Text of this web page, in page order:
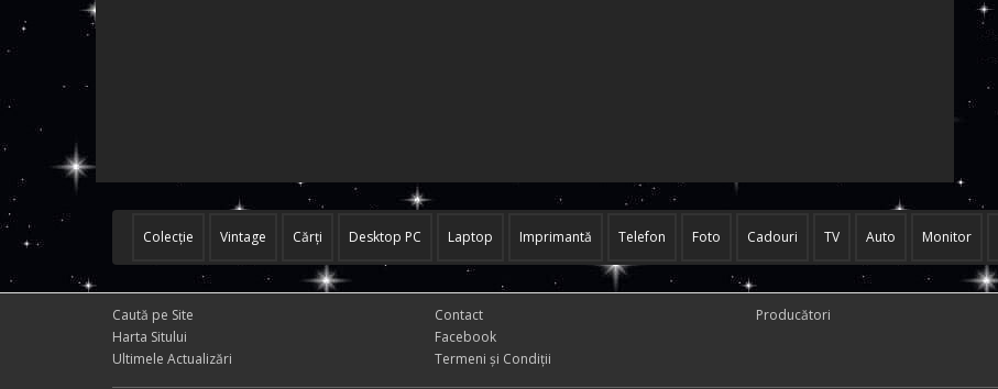
Colecţie Vintage Cărţi Desktop PC Laptop Imprimantă Telefon Foto Cadouri TV Auto Monitor
Caută pe Site
Harta Sitului
Ultimele Actualizări
Contact
Facebook
Termeni și Condiţii
Producători